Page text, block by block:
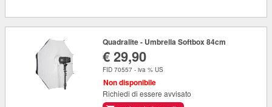
Quadralite - Umbrella Softbox 84cm
€ 29,90
FID 70557 - iva % US
Non disponibile
Richiedi di essere avvisato